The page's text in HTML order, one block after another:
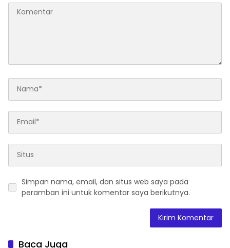
Simpan nama, email, dan situs web saya pada
peramban ini untuk komentar saya berikutnya.
Baca Juga